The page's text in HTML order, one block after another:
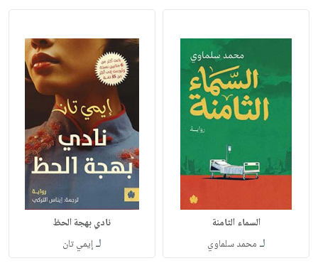
السماء الثامنة
لـ محمد سلماوي
نادي بهجة الحظ
لـإيمي تان